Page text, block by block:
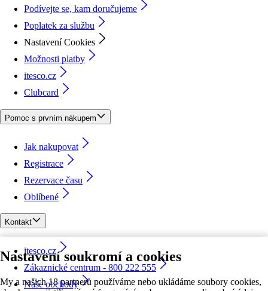
Nastavení soukromí a cookies
My a našich 18 partnerů používáme nebo ukládáme soubory cookies,
Podívejte se, kam doručujeme
Poplatek za službu
Nastavení Cookies
Možnosti platby
itesco.cz
Clubcard
Pomoc s prvním nákupem
Jak nakupovat
Registrace
Rezervace času
Oblíbené
Kontakt
itesco.cz
Zákaznické centrum - 800 222 555
Naše obchody